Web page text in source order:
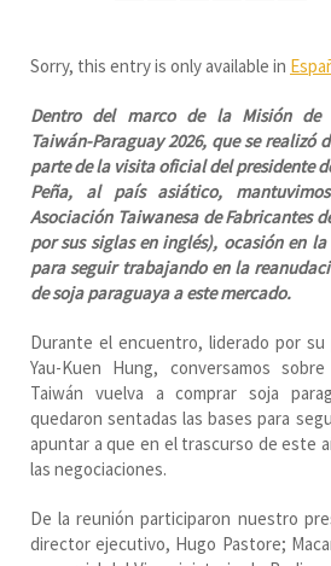
Sorry, this entry is only available in
Dentro del marco de la Misión de
Taiwán-Paraguay 2026, que se realizó
parte de la visita oficial del presidente
Peña, al país asiático,
Asociación Taiwanesa de Fabricantes
por sus siglas en inglés), ocasión en
para seguir trabajando en la
de soja paraguaya a este mercado.
Durante el encuentro, liderado por su
Yau-Kuen Hung, conversamos
Taiwán vuelva a comprar soja
quedaron sentadas las bases para
apuntar a que en el trascurso de este
las negociaciones.
De la reunión participaron nuestro
director ejecutivo, Hugo Pastore;